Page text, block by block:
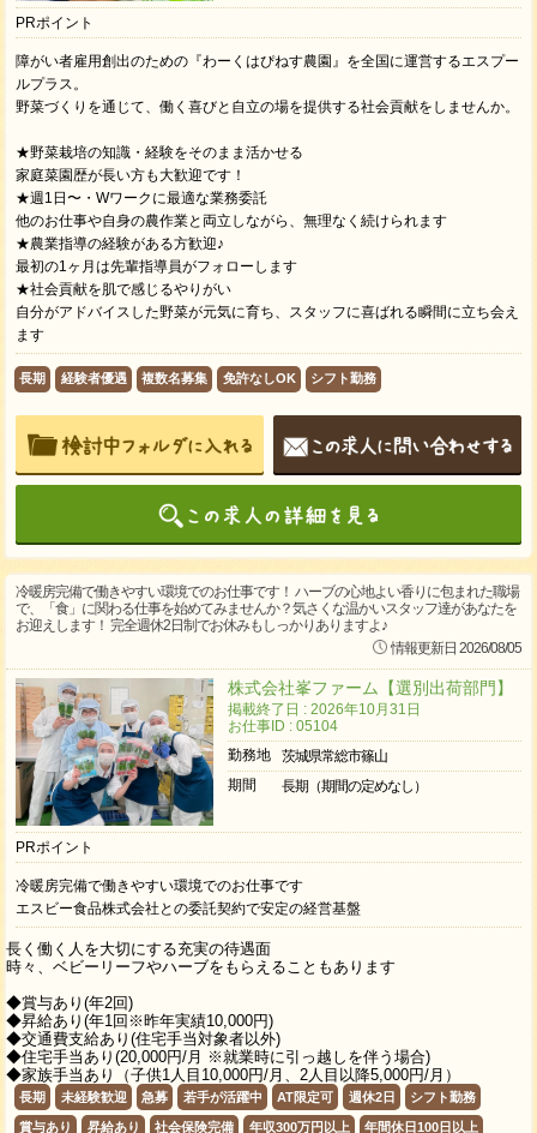
PRポイント
障がい者雇用創出のための『わーくはぴねす農園』を全国に運営するエスプー
ルプラス。
野菜づくりを通じて、働く喜びと自立の場を提供する社会貢献をしませんか。
★野菜栽培の知識・経験をそのまま活かせる
家庭菜園歴が長い方も大歓迎です！
★週1日〜・Wワークに最適な業務委託
他のお仕事や自身の農作業と両立しながら、無理なく続けられます
★農業指導の経験がある方歓迎♪
最初の1ヶ月は先輩指導員がフォローします
★社会貢献を肌で感じるやりがい
自分がアドバイスした野菜が元気に育ち、スタッフに喜ばれる瞬間に立ち会え
ます
長期 経験者優遇 複数名募集 免許なしOK シフト勤務
冷暖房完備で働きやすい環境でのお仕事です！ ハーブの心地よい香りに包まれた職場
で、「食」に関わる仕事を始めてみませんか？気さくな温かいスタッフ達があなたを
お迎えします！ 完全週休2日制でお休みもしっかりありますよ♪
情報更新日 2026/08/05
株式会社峯ファーム【選別出荷部門】
掲載終了日 : 2026年10月31日
お仕事ID : 05104
勤務地
茨城県常総市篠山
期間
長期（期間の定めなし）
PRポイント
冷暖房完備で働きやすい環境でのお仕事です
エスビー食品株式会社との委託契約で安定の経営基盤
​長く働く人を大切にする充実の待遇面
時々、ベビーリーフやハーブをもらえることもあります
◆賞与あり(年2回)
◆昇給あり(年1回※昨年実績10,000円)
◆交通費支給あり(住宅手当対象者以外)
◆住宅手当あり(20,000円/月 ※就業時に引っ越しを伴う場合)
◆家族手当あり（子供1人目10,000円/月、2人目以降5,000円/月）
長期 未経験歓迎 急募 若手が活躍中 AT限定可 週休2日 シフト勤務
賞与あり 昇給あり 社会保険完備 年収300万円以上 年間休日100日以上